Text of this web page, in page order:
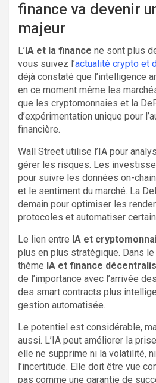
finance va devenir
majeur
L’ IA et la finance ne sont plus
vous suivez l’actualité crypto et
déjà constaté que l’intelligence
en ce moment même les
que les cryptomonnaies et la
d’expérimentation unique pour
financière.
Wall Street utilise l’IA pour
gérer les risques. Les
pour suivre les données on-
et le sentiment du marché. La
demain pour optimiser les
protocoles et automatiser
Le lien entre IA et
plus en plus stratégique. Dans
thème IA et finance
de l’importance avec l’arrivée
des smart contracts plus
gestion automatisée.
Le potentiel est considérable,
aussi. L’IA peut améliorer la
elle ne supprime ni la volatilité,
l’incertitude. Elle doit être vue
pas comme une garantie de